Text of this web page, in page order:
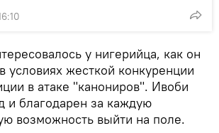
у нигерийца, как он
условиях жесткой конкуренции
в атаке "канониров". Ивоби
и благодарен за каждую
возможность выйти на поле.